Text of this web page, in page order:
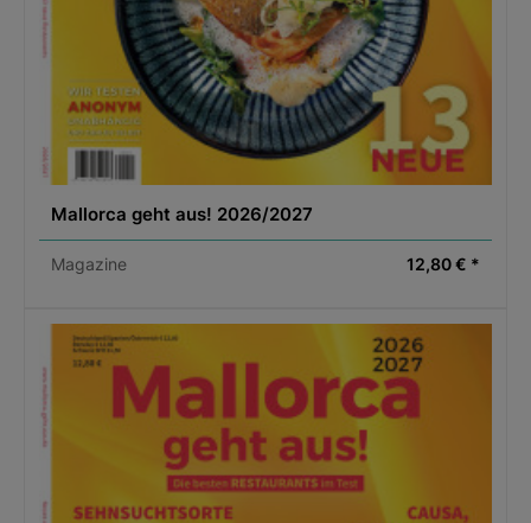
Mallorca geht aus! 2026/2027
Magazine 12,80 € *